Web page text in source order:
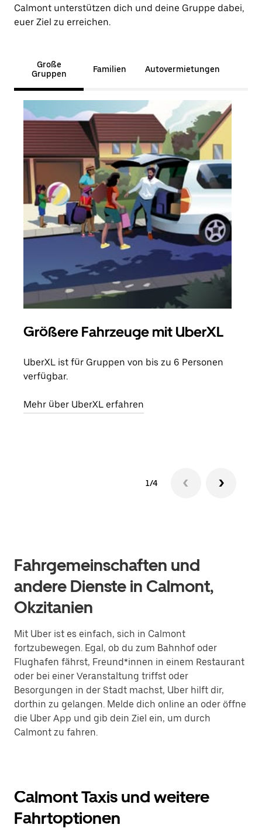
Calmont unterstützen dich und deine Gruppe dabei,
euer Ziel zu erreichen.
Große
Gruppen
Familien Autovermietungen
Größere Fahrzeuge mit UberXL
UberXL ist für Gruppen von bis zu 6 Personen
verfügbar.
Mehr über UberXL erfahren
1/4
Fahrgemeinschaften und
andere Dienste in Calmont,
Okzitanien
Mit Uber ist es einfach, sich in Calmont
fortzubewegen. Egal, ob du zum Bahnhof oder
Flughafen fährst, Freund*innen in einem Restaurant
oder bei einer Veranstaltung triffst oder
Besorgungen in der Stadt machst, Uber hilft dir,
dorthin zu gelangen. Melde dich online an oder öffne
die Uber App und gib dein Ziel ein, um durch
Calmont zu fahren.
Calmont Taxis und weitere
Fahrtoptionen